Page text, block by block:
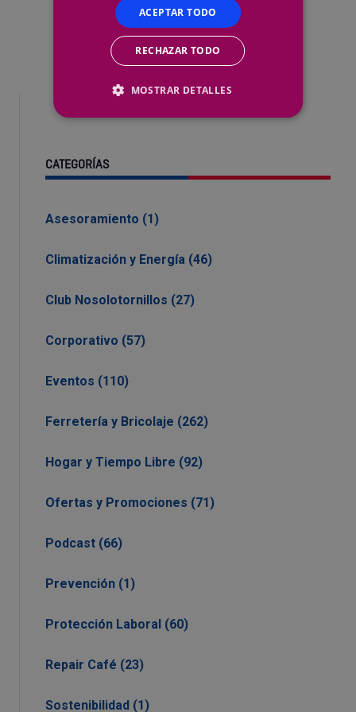
CATEGORÍAS
Asesoramiento (1)
Climatización y Energía (46)
Club Nosolotornillos (27)
Corporativo (57)
Eventos (110)
Ferretería y Bricolaje (262)
Hogar y Tiempo Libre (92)
Ofertas y Promociones (71)
Podcast (66)
Prevención (1)
Protección Laboral (60)
Repair Café (23)
Sostenibilidad (1)
ACEPTAR TODO
RECHAZAR TODO
MOSTRAR DETALLES